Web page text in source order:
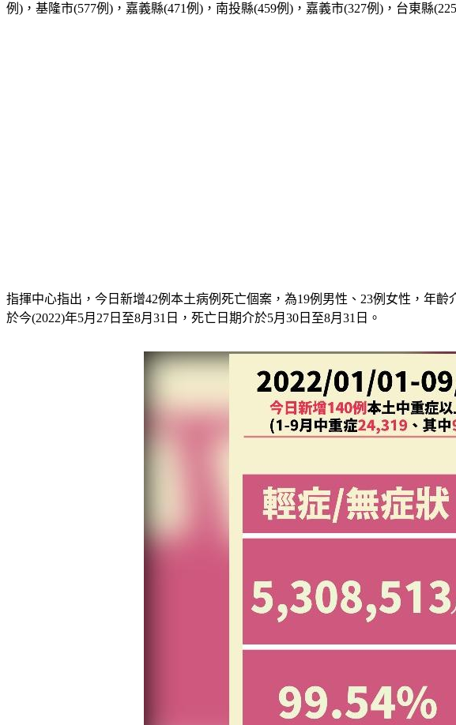
例)，基隆市(577例)，嘉義縣(471例)，南投縣(459例)，嘉義市(327例)，台東縣
指揮中心指出，今日新增42例本土病例死亡個案，為19例男性、23例女性，年
於今(2022)年5月27日至8月31日，死亡日期介於5月30日至8月31日。